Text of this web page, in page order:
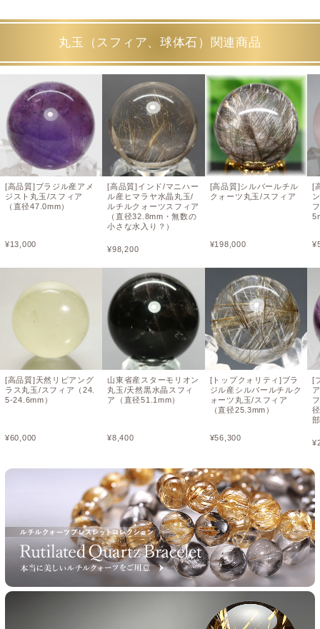
丸玉（スフィア、球体石）関連商品
[高品質]ブラジル産アメ
ジスト丸玉/スフィア
（直径47.0mm）
¥13,000
[高品質]天然リビアング
ラス丸玉/スフィア（24.
5-24.6mm）
¥60,000
[高品質]インド/マニハー
ル産ヒマラヤ水晶丸玉/
ルチルクォーツスフィア
（直径32.8mm・無数の
小さな水入り？）
¥98,200
山東省産スターモリオン
丸玉/天然黒水晶スフィ
ア（直径51.1mm）
¥8,400
[高品質]シルバールチル
クォーツ丸玉/スフィア
¥198,000
[トップクォリティ]ブラ
ジル産シルバールチルク
ォーツ丸玉/スフィア
（直径25.3mm）
¥56,300
[
¥
[
¥